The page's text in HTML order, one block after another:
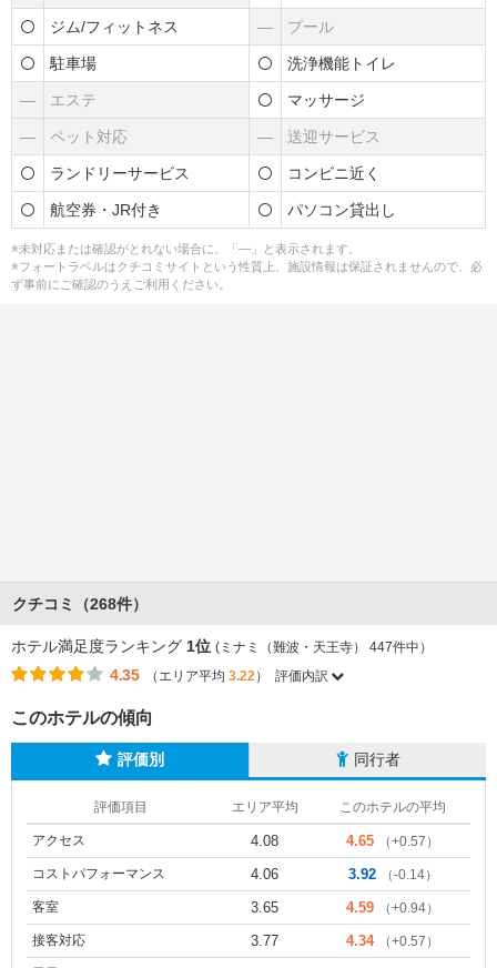
ジム/フィットネス ― プール
駐車場 洗浄機能トイレ
― エステ マッサージ
― ペット対応 ― 送迎サービス
ランドリーサービス コンビニ近く
航空券・JR付き パソコン貸出し
※未対応または確認がとれない場合に、「―」と表示されます。
※フォートラベルはクチコミサイトという性質上、施設情報は保証されませんので、必
ず事前にご確認のうえご利用ください。
クチコミ（268件）
ホテル満足度ランキング 1位 (ミナミ（難波・天王寺） 447件中）
4.35 （エリア平均 3.22） 評価内訳
このホテルの傾向
評価別 同行者
評価項目 エリア平均 このホテルの平均
アクセス 4.08 4.65 （+0.57）
コストパフォーマンス 4.06 3.92 （-0.14）
客室 3.65 4.59 （+0.94）
接客対応 3.77 4.34 （+0.57）